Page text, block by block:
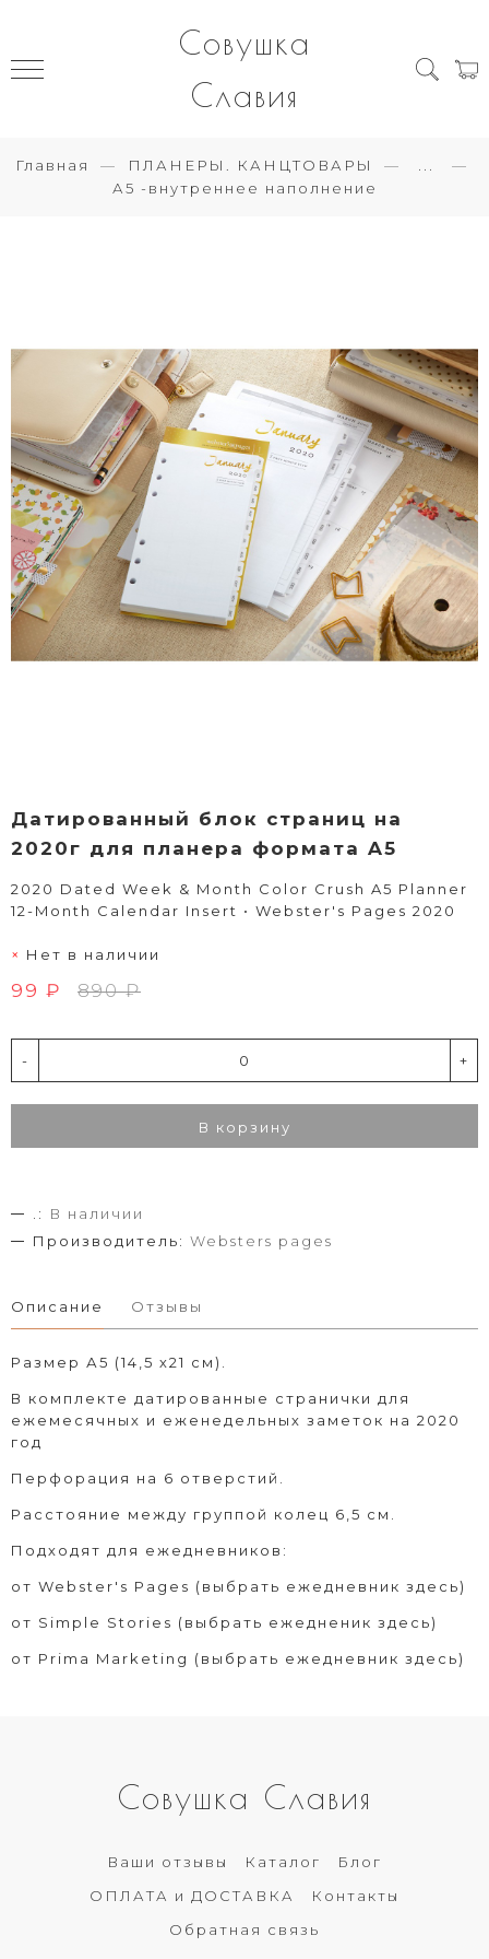
Совушка
Славия
Главная ПЛАНЕРЫ. КАНЦТОВАРЫ
А5 -внутреннее наполнение
Датированный блок страниц на
2020г для планера формата A5
2020 Dated Week & Month Color Crush A5 Planner
12-Month Calendar Insert • Webster's Pages 2020
Нет в наличии
99 ₽ 890 ₽
- +
В корзину
.:
В наличии
Производитель: Websters pages
Описание Отзывы
Размер А5 (14,5 х21 см).
В комплекте датированные странички для
ежемесячных и еженедельных заметок на 2020
год
Перфорация на 6 отверстий.
Расстояние между группой колец 6,5 см.
Подходят для ежедневников:
от Webster's Pages (выбрать ежедневник здесь)
от Simple Stories (выбрать ежедненик здесь)
от Prima Marketing (выбрать ежедневник здесь)
Совушка Славия
Ваши отзывы Каталог
Блог
ОПЛАТА и ДОСТАВКА
Контакты
Обратная связь